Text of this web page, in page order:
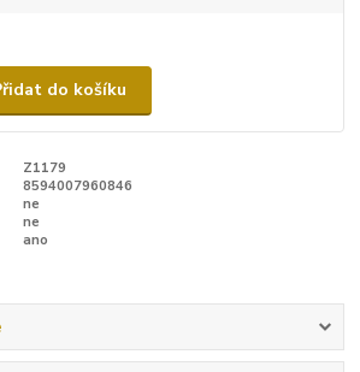
do košíku
Z1179
8594007960846
ne
ne
ano